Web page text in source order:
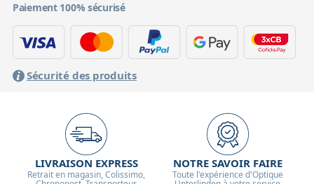
Paiement 100% sécurisé
Sécurité des produits
LIVRAISON EXPRESS
Retrait en magasin, Colissimo,
NOTRE SAVOIR FAIRE
Toute l'expérience d'Optique